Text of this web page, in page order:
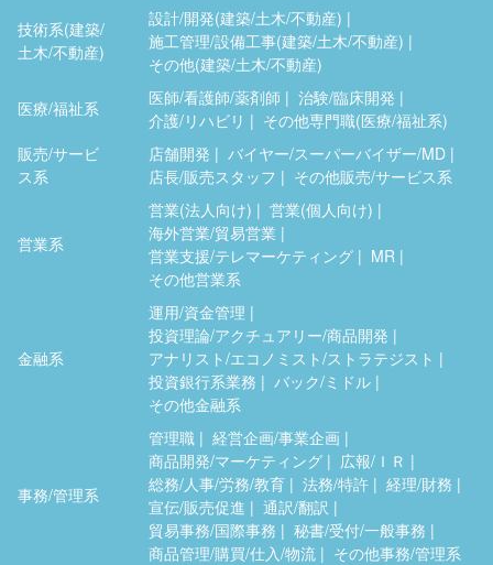
技術系(建築/
土木/不動産)
設計/開発(建築/土木/不動産)
施工管理/設備工事(建築/土木/不動産)
その他(建築/土木/不動産)
医療/福祉系
医師/看護師/薬剤師
治験/臨床開発
介護/リハビリ
その他専門職(医療/福祉系)
販売/サービ
ス系
店舗開発
バイヤー/スーパーバイザー/MD
店長/販売スタッフ
その他販売/サービス系
営業系
営業(法人向け)
営業(個人向け)
海外営業/貿易営業
営業支援/テレマーケティング
MR
その他営業系
金融系
運用/資金管理
投資理論/アクチュアリー/商品開発
アナリスト/エコノミスト/ストラテジスト
投資銀行系業務
バック/ミドル
その他金融系
事務/管理系
管理職
経営企画/事業企画
商品開発/マーケティング
広報/ＩＲ
総務/人事/労務/教育
法務/特許
経理/財務
宣伝/販売促進
通訳/翻訳
貿易事務/国際事務
秘書/受付/一般事務
商品管理/購買/仕入/物流
その他事務/管理系